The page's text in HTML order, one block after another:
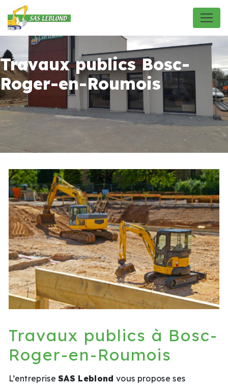
Panneau de gestion des cookies
Travaux publics Bosc-
Roger-en-Roumois
Travaux publics à Bosc-
Roger-en-Roumois
L’entrepriseSAS Leblond vous propose ses